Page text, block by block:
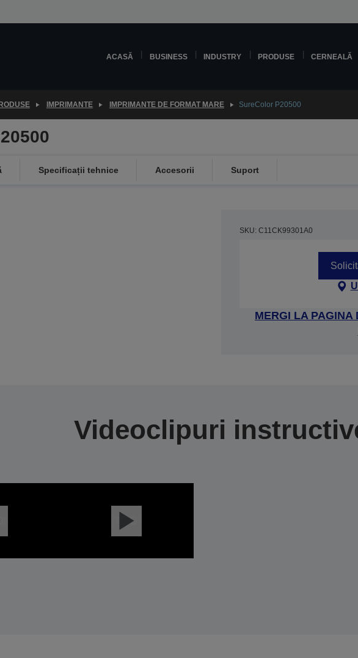
ACASĂ BUSINESS INDUSTRY PRODUSE CERNEALĂ
IMPRIMANTE IMPRIMANTE DE FORMAT MARE SureColor P20500
Specificații tehnice Accesorii Suport
SKU: C11CK99301A0
MERGI LA PAGINA
Videoclipuri